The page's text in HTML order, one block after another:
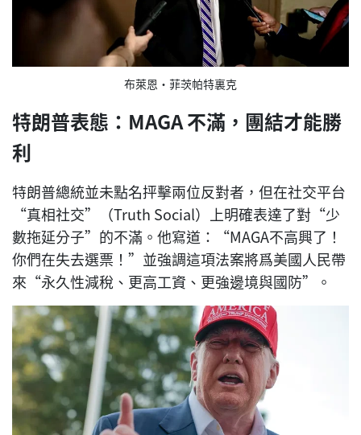
布萊恩·菲茨帕特裏克
特朗普表態：MAGA 不滿，團結才能勝
利
特朗普總統並未點名抨擊兩位反對者，但在社交平台
“真相社交”（Truth Social）上明確表達了對“少
數拖延分子”的不滿。他寫道：“MAGA不高興了！
你們在失去選票！”並強調這項法案將爲美國人民帶
來“永久性減稅、更高工資、更強邊境與國防”。